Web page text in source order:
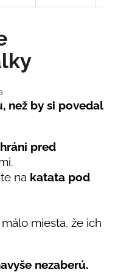
než by si povedal
pred
na katata pod
miesta, že ich
nezaberú.